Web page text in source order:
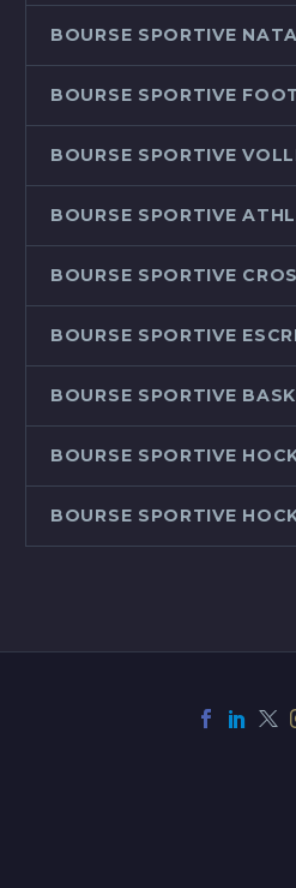
BOURSE SPORTIVE
BOURSE SPORTIVE
BOURSE SPORTIVE
BOURSE SPORTIVE
BOURSE SPORTIVE
BOURSE SPORTIVE
BOURSE SPORTIVE
BOURSE SPORTIVE
BOURSE SPORTIVE